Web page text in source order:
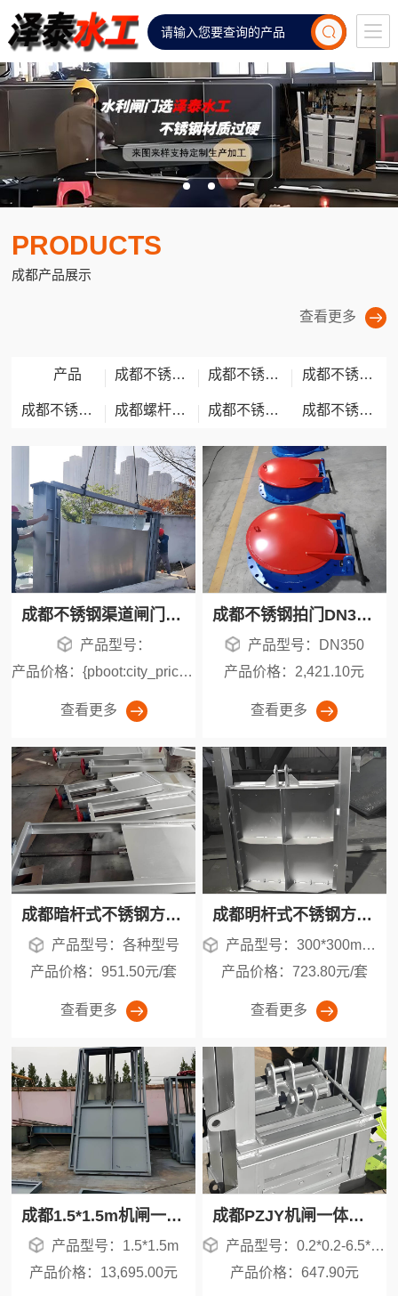
PRODUCTS
成都产品展示
查看更多
产品 成都不锈钢闸门 成都不锈钢拍门 成都不锈钢堰门
成都不锈钢冲洗门 成都螺杆启闭机 成都不锈钢清污机 成都不锈钢钢坝
成都不锈钢渠道闸门价格全解析：BQZM/QZM/CBZ/304/太阳能型号报价对比 - 渠道闸门采购指南
产品型号：
产品价格：{pboot:city_price_label:1200元}元/套
查看更多
成都不锈钢拍门DN350价格多少钱一台？2026年报价及价格因素解析
产品型号：DN350
产品价格：2,421.10元
查看更多
成都暗杆式不锈钢方闸门价格_304/316方形水工闸门现货供应
产品型号：各种型号
产品价格：951.50元/套
查看更多
成都明杆式不锈钢方闸门现货批发_304/316材质方形水工闸门价格
产品型号：300*300mm-2000*2000mm
产品价格：723.80元/套
查看更多
成都1.5*1.5m机闸一体不锈钢闸门价格详解：影响因素、市场行情及选型指南
产品型号：1.5*1.5m
产品价格：13,695.00元
成都PZJY机闸一体不锈钢闸门-厂家直供-耐腐蚀易安装-市政水利适用
产品型号：0.2*0.2-6.5*6.5m
产品价格：647.90元